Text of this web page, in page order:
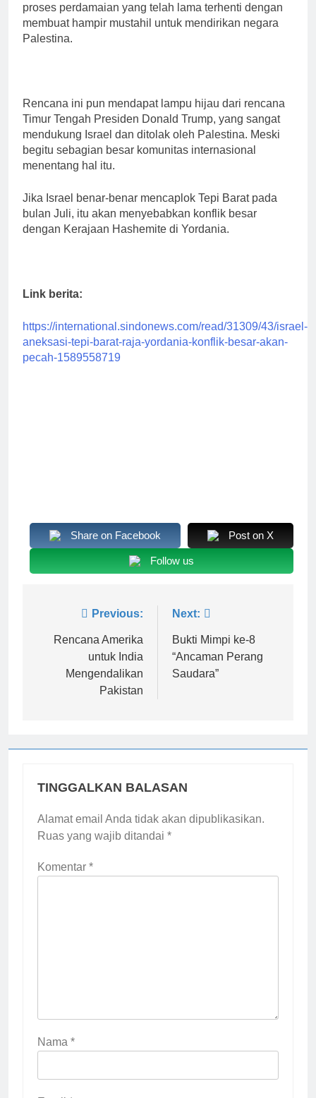
proses perdamaian yang telah lama terhenti dengan
membuat hampir mustahil untuk mendirikan negara
Palestina.
Rencana ini pun mendapat lampu hijau dari rencana
Timur Tengah Presiden Donald Trump, yang sangat
mendukung Israel dan ditolak oleh Palestina. Meski
begitu sebagian besar komunitas internasional
menentang hal itu.
Jika Israel benar-benar mencaplok Tepi Barat pada
bulan Juli, itu akan menyebabkan konflik besar
dengan Kerajaan Hashemite di Yordania.
Link berita:
https://international.sindonews.com/read/31309/43/israel-
aneksasi-tepi-barat-raja-yordania-konflik-besar-akan-
pecah-1589558719
Share on Facebook Post on X
Follow us
Navigasi
pos
Previous:
Rencana Amerika
untuk India
Mengendalikan
Pakistan
Next:
Bukti Mimpi ke-8
“Ancaman Perang
Saudara”
TINGGALKAN BALASAN
Alamat email Anda tidak akan dipublikasikan.
Ruas yang wajib ditandai *
Komentar *
Nama *